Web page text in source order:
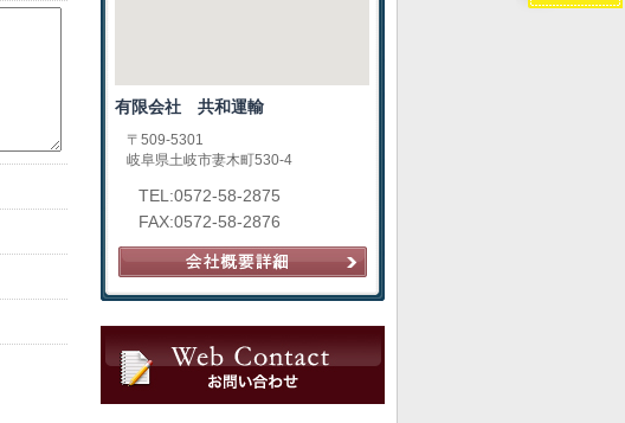
有限会社 共和運輸
〒509-5301
岐阜県土岐市妻木町530-4
TEL:0572-58-2875
FAX:0572-58-2876